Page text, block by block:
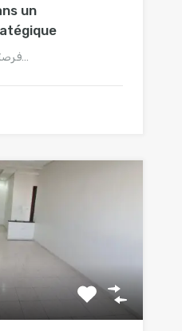
un
"فرصة لا تُفوّت! 🌟مكتب جاهز…